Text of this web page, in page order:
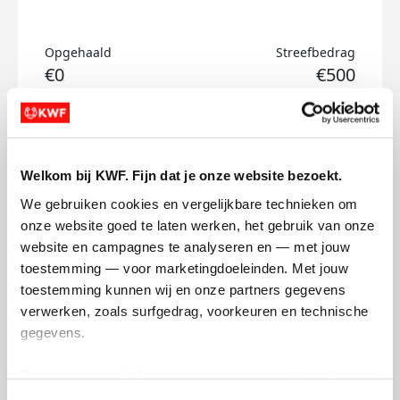
Welkom bij KWF. Fijn dat je onze website bezoekt.
We gebruiken cookies en vergelijkbare technieken om
onze website goed te laten werken, het gebruik van onze
website en campagnes te analyseren en — met jouw
toestemming — voor marketingdoeleinden. Met jouw
toestemming kunnen wij en onze partners gegevens
verwerken, zoals surfgedrag, voorkeuren en technische
gegevens.
Opgehaald
€0
Streefbedrag
€500
Doneer
Michelle's badges